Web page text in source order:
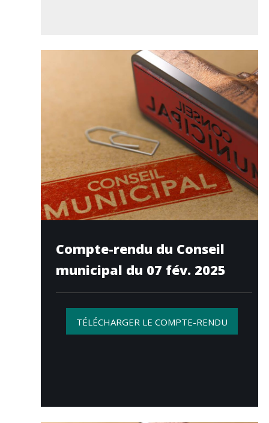
Compte-rendu du Conseil
municipal du 07 fév. 2025
TÉLÉCHARGER LE COMPTE-RENDU